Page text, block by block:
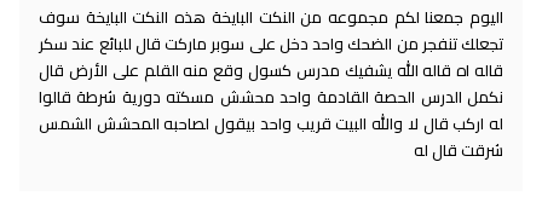
اليوم جمعنا لكم مجموعه من النكت البايخة هذه النكت البايخة سوف
تجعلك تنفجر من الضحك واحد دخل على سوبر ماركت قال للبائع عند سكر
قاله اه قاله الله يشفيك مدرس كسول وقع منه القلم على الأرض قال
نكمل الدرس الحصة القادمة واحد محشش مسكته دورية شرطة قالوا
له اركب قال لا والله البيت قريب واحد بيقول لصاحبه المحشش الشمس
شرقت قال له